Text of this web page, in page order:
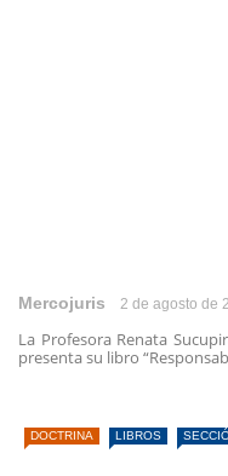
Mercojuris 2 de agosto de
La Profesora Renata
presenta su libro
DOCTRINA LIBROS